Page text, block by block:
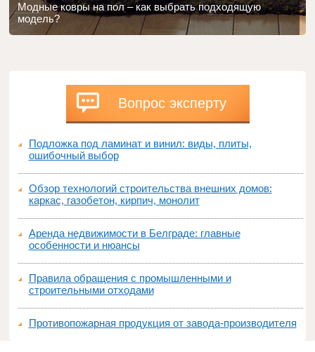
Модные ковры на пол – как выбрать подходящую
модель?
Вопрос эксперту
Подложка под ламинат и винил: виды, плиты,
ошибочный выбор
Обзор технологий строительства внешних домов:
каркас, газобетон, кирпич, монолит
Аренда недвижимости в Белграде: главные
особенности и нюансы
Правила обращения с промышленными и
строительными отходами
Противопожарная продукция от завода-производителя